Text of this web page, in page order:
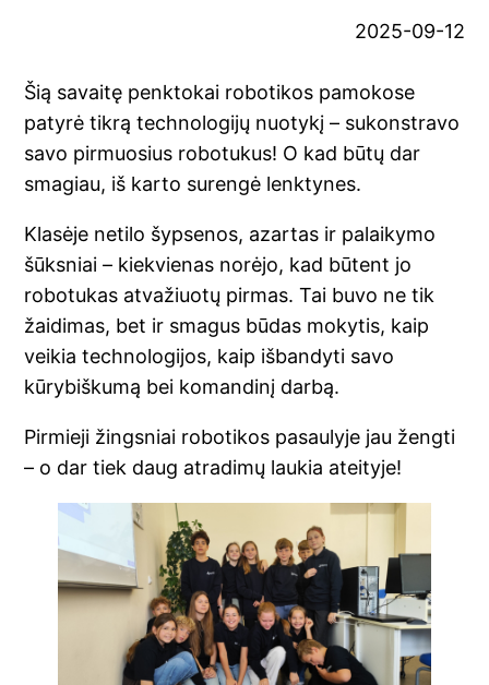
2025-09-12
Šią savaitę penktokai robotikos pamokose
patyrė tikrą technologijų nuotykį – sukonstravo
savo pirmuosius robotukus! O kad būtų dar
smagiau, iš karto surengė lenktynes.
Klasėje netilo šypsenos, azartas ir palaikymo
šūksniai – kiekvienas norėjo, kad būtent jo
robotukas atvažiuotų pirmas. Tai buvo ne tik
žaidimas, bet ir smagus būdas mokytis, kaip
veikia technologijos, kaip išbandyti savo
kūrybiškumą bei komandinį darbą.
Pirmieji žingsniai robotikos pasaulyje jau žengti
– o dar tiek daug atradimų laukia ateityje!